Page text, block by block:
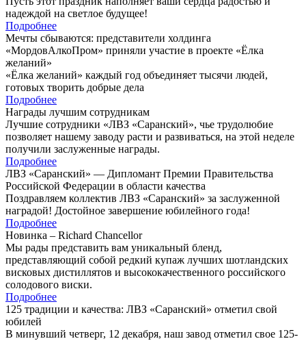
надеждой на светлое будущее!
Подробнее
Мечты сбываются: представители холдинга
«МордовАлкоПром» приняли участие в проекте «Ёлка
желаний»
«Ёлка желаний» каждый год объединяет тысячи людей,
готовых творить добрые дела
Подробнее
Награды лучшим сотрудникам
Лучшие сотрудники «ЛВЗ «Саранский», чье трудолюбие
позволяет нашему заводу расти и развиваться, на этой неделе
получили заслуженные награды.
Подробнее
ЛВЗ «Саранский» — Дипломант Премии Правительства
Российской Федерации в области качества
Поздравляем коллектив ЛВЗ «Саранский» за заслуженной
наградой! Достойное завершение юбилейного года!
Подробнее
Новинка – Richard Chancellor
Мы рады представить вам уникальный бленд,
представляющий собой редкий купаж лучших шотландских
висковых дистиллятов и высококачественного российского
солодового виски.
Подробнее
125 традиции и качества: ЛВЗ «Саранский» отметил свой
юбилей
В минувший четверг, 12 декабря, наш завод отметил свое 125-